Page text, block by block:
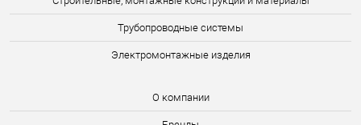
Трубопроводные системы
Электромонтажные изделия
О компании